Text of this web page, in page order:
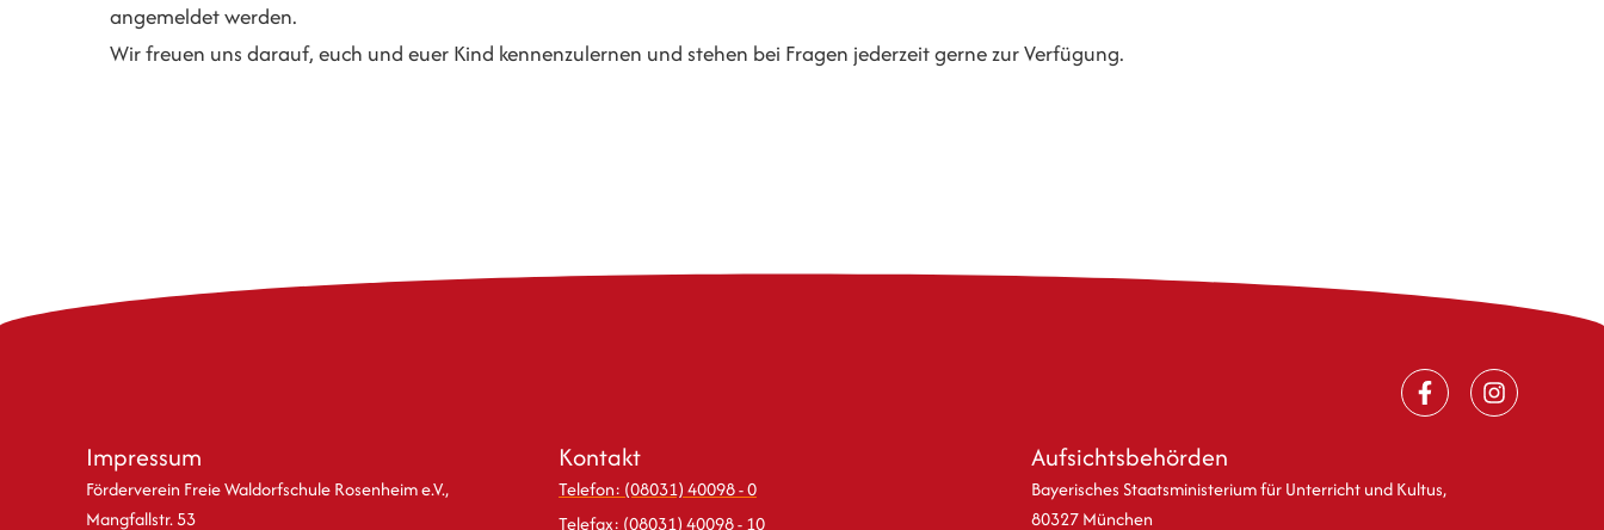
angemeldet werden.
Wir freuen uns darauf, euch und euer Kind kennenzulernen und stehen bei Fragen jederzeit gerne zur Verfügung.
Impressum
Förderverein Freie Waldorfschule Rosenheim e.V.,
Mangfallstr. 53
Kontakt
Telefon: (08031) 40098 - 0
Telefax: (08031) 40098 - 10
Aufsichtsbehörden
Bayerisches Staatsministerium für Unterricht und Kultus,
80327 München